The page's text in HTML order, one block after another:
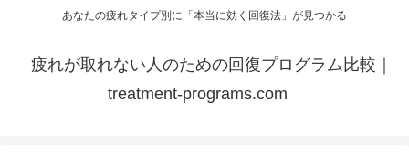
あなたの疲れタイプ別に「本当に効く回復法」が見つかる
疲れが取れない人のための回復プログラム比較｜
treatment-programs.com